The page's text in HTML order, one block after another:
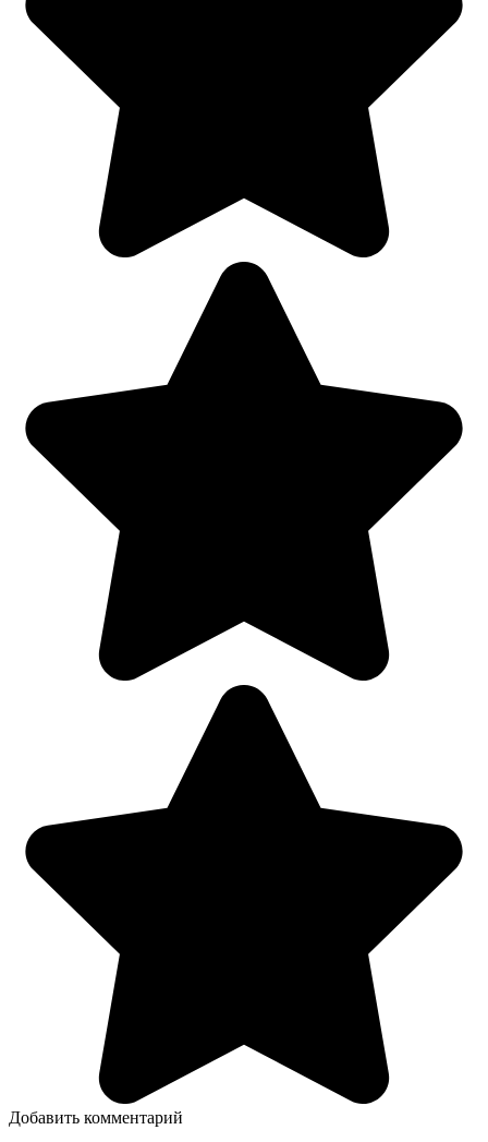
Добавить комментарий